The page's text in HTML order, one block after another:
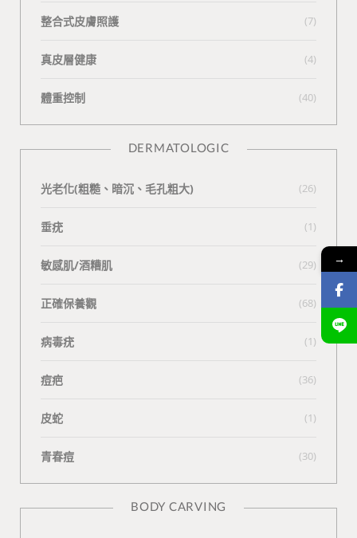
整合式皮膚照護 (7)
真皮層健康 (4)
體重控制 (40)
DERMATOLOGIC
光老化(粗糙、暗沉、毛孔粗大) (26)
垂疣 (1)
敏感肌/酒糟肌 (29)
正確保養觀 (68)
病毒疣 (1)
痘疤 (36)
皮蛇 (1)
青春痘 (30)
BODY CARVING
→